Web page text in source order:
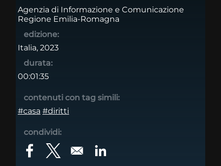
Agenzia di Informazione e Comunicazione
Regione Emilia-Romagna
edizione:
Italia, 2023
durata:
00:01:35
contenuti con tag simili:
#casa #diritti
condividi:
Opens in a new window
Opens in a new windowOpens in a new window